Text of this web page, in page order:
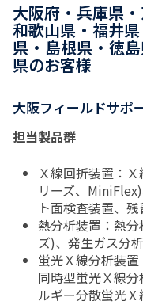
大阪府・兵庫県
和歌山県・福井
県・島根県・徳
県のお客様
大阪フィールドサポ
担当製品群
Ｘ線回折装置：
リーズ、
ト面検査装置、
熱分析装置：熱
ズ)、発生ガス分
蛍光Ｘ線分析装
同時型蛍光Ｘ線
ルギー分散蛍光Ⅹ